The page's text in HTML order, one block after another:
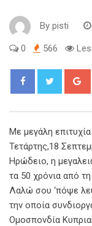
By pisti
0 566
Με μεγάλη
Τετάρτης,18
Ηρώδειο, η
τα 50 χρόνια από
Λαλώ σου ‘πόψε
την οποία
Ομοσπονδία